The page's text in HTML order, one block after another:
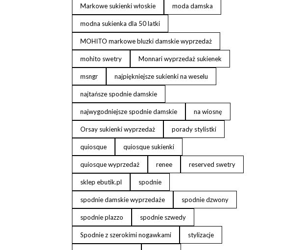
Markowe sukienki włoskie moda damska
modna sukienka dla 50 latki
MOHITO markowe bluzki damskie wyprzedaż
mohito swetry Monnari wyprzedaż sukienek
msngr najpiękniejsze sukienki na weselu
najtańsze spodnie damskie
najwygodniejsze spodnie damskie na wiosnę
Orsay sukienki wyprzedaż porady stylistki
quiosque quiosque sukienki
quiosque wyprzedaż renee reserved swetry
sklep ebutik.pl spodnie
spodnie damskie wyprzedaże spodnie dzwony
spodnie plazzo spodnie szwedy
Spodnie z szerokimi nogawkami stylizacje